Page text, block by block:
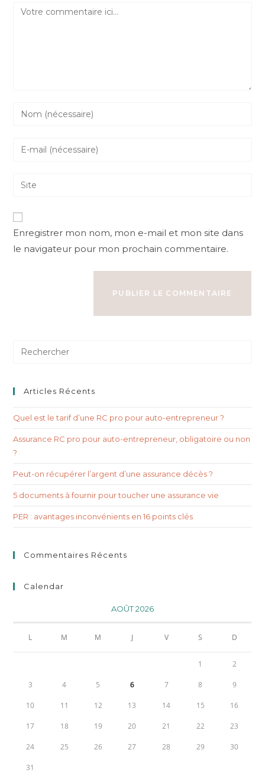
Enregistrer mon nom, mon e-mail et mon site dans
le navigateur pour mon prochain commentaire.
Articles Récents
Quel est le tarif d’une RC pro pour auto-entrepreneur ?
Assurance RC pro pour auto-entrepreneur, obligatoire ou non
?
Peut-on récupérer l’argent d’une assurance décès ?
5 documents à fournir pour toucher une assurance vie
PER : avantages inconvénients en 16 points clés
Commentaires Récents
Calendar
AOÛT 2026
L M M J V S D
1 2
3 4 5 6 7 8 9
10 11 12 13 14 15 16
17 18 19 20 21 22 23
24 25 26 27 28 29 30
31